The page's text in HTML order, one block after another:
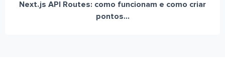
Next.js API Routes: como funcionam e como criar
pontos...